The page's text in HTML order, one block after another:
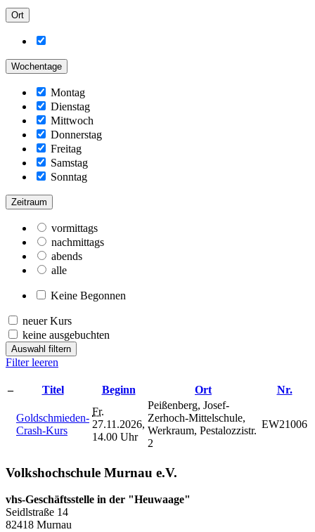
Ort
Wochentage
Montag
Dienstag
Mittwoch
Donnerstag
Freitag
Samstag
Sonntag
Zeitraum
vormittags
nachmittags
abends
alle
Keine Begonnen
neuer Kurs
keine ausgebuchten
Auswahl filtern
Filter leeren
– Titel Beginn Ort Nr.
Goldschmieden-
Crash-Kurs
Fr.
27.11.2026,
14.00 Uhr
Peißenberg, Josef-
Zerhoch-Mittelschule,
Werkraum, Pestalozzistr.
2
EW21006
Volkshochschule Murnau e.V.
vhs-Geschäftsstelle in der "Heuwaage"
Seidlstraße 14
82418 Murnau